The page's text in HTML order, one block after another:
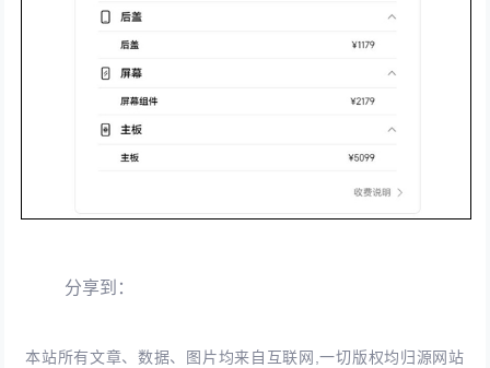
分享到：
本站所有文章、数据、图片均来自互联网,一切版权均归源网站